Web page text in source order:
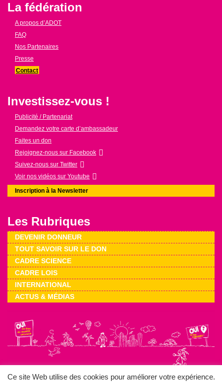
La fédération
A propos d’ADOT
FAQ
Nos Partenaires
Presse
Contact
Investissez-vous !
Publicité / Partenariat
Demandez votre carte d’ambassadeur
Faites un don
Rejoignez-nous sur Facebook
Suivez-nous sur Twitter
Voir nos vidéos sur Youtube
Inscription à la Newsletter
Les Rubriques
DEVENIR DONNEUR
TOUT SAVOIR SUR LE DON
CADRE SCIENCE
CADRE LOIS
INTERNATIONAL
ACTUS & MÉDIAS
Ce site Web utilise des cookies pour améliorer votre expérience.